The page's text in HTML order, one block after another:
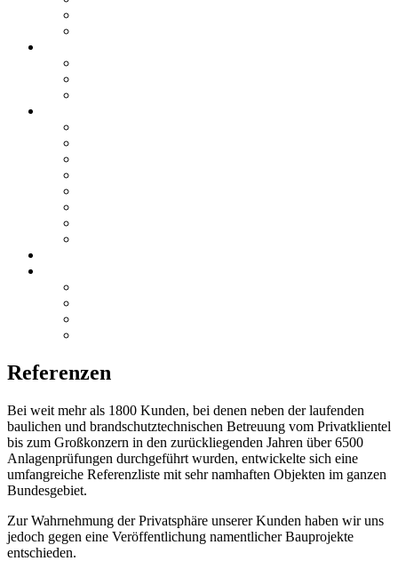
Referenzen
Bei weit mehr als 1800 Kunden, bei denen neben der laufenden
baulichen und brandschutztechnischen Betreuung vom Privatklientel
bis zum Großkonzern in den zurückliegenden Jahren über 6500
Anlagenprüfungen durchgeführt wurden, entwickelte sich eine
umfangreiche Referenzliste mit sehr namhaften Objekten im ganzen
Bundesgebiet.
Zur Wahrnehmung der Privatsphäre unserer Kunden haben wir uns
jedoch gegen eine Veröffentlichung namentlicher Bauprojekte
entschieden.